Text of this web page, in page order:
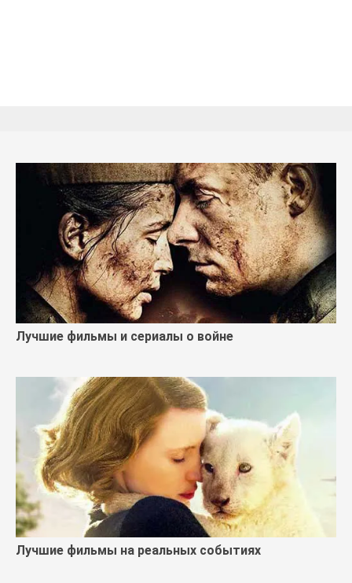
Лучшие фильмы и сериалы о войне
Лучшие фильмы на реальных событиях